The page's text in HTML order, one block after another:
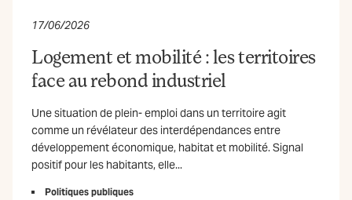
17/06/2026
Logement et mobilité : les territoires
face au rebond industriel
Une situation de plein- emploi dans un territoire agit
comme un révélateur des interdépendances entre
développement économique, habitat et mobilité. Signal
positif pour les habitants, elle...
Politiques publiques